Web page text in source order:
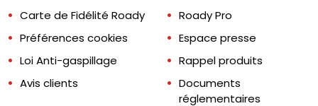
Carte de Fidélité Roady
Préférences cookies
Loi Anti-gaspillage
Avis clients
Roady Pro
Espace presse
Rappel produits
Documents
réglementaires